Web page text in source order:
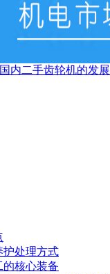
国内二手齿轮机的发展
护处理方式
核心装备